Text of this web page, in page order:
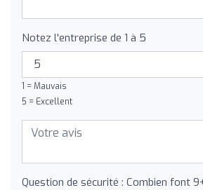
Notez l'entreprise de 1 à 5
1 = Mauvais
5 = Excellent
Question de sécurité : Combien font